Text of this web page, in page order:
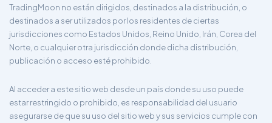
TradingMoon no están dirigidos, destinados a la distribución, o
destinados a ser utilizados por los residentes de ciertas
jurisdicciones como Estados Unidos, Reino Unido, Irán, Corea del
Norte, o cualquier otra jurisdicción donde dicha distribución,
publicación o acceso esté prohibido.
Al acceder a este sitio web desde un país donde su uso puede
estar restringido o prohibido, es responsabilidad del usuario
asegurarse de que su uso del sitio web y sus servicios cumple con